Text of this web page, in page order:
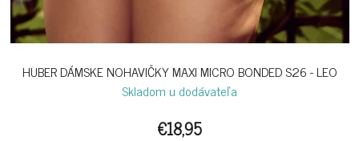
HUBER DÁMSKE NOHAVIČKY MAXI MICRO BONDED S26 - LEO
Skladom u dodávateľa
€18,95